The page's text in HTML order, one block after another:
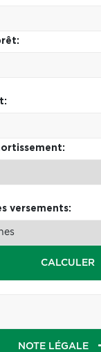
versements:
CALCULER
NOTE LÉGALE